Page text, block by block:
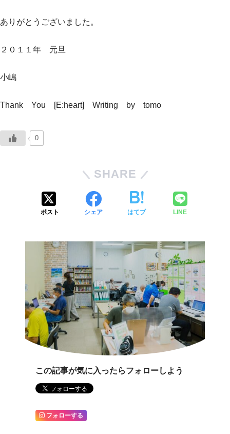
ありがとうございました。
２０１１年 元旦
小嶋
Thank You [E:heart] Writing by tomo
0
SHARE
ポスト シェア はてブ LINE
この記事が気に入ったらフォローしよう
フォローする